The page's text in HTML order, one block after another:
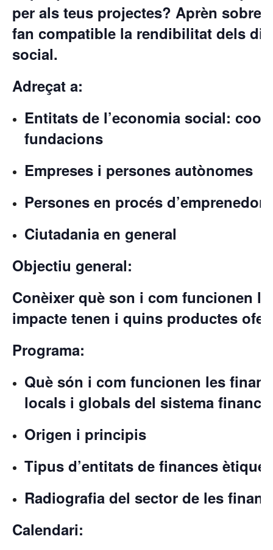
per als teus projectes? Aprèn sobre
fan compatible la rendibilitat dels
social.
Adreçat a:
Entitats de l’economia social:
fundacions
Empreses i persones autònomes
Persones en procés
Ciutadania en general
Objectiu general:
Conèixer què son i com funcionen
impacte tenen i quins productes
Programa:
Què són i com funcionen les
locals i globals del sistema
Origen i principis
Tipus d’entitats de finances ètiques
Radiografia del sector de les
Calendari: